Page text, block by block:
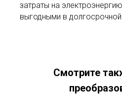
затраты на
выгодными в долгосрочной
Смотрите